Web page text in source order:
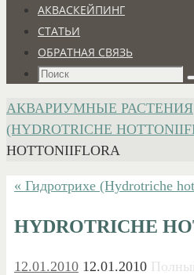
содержимому
АКВАСКЕЙПИНГ
СТАТЬИ
ОБРАТНАЯ СВЯЗЬ
Что
ГЛАВНАЯ
АКВАРИУМНЫЕ РАСТЕНИЯ
(HYDROTRICHE
HOTTONIIFLORA
« Гидротрихе (Hydrotriche
HYDROTRICHE
12.01.2010 12.01.2010